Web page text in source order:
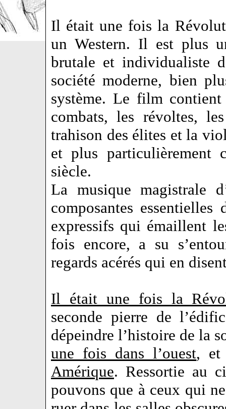
Il était une fois la
un Western. Il est plus
brutale et individualiste
société moderne, bien
système. Le film
combats, les révoltes,
trahison des élites et la
et plus particulièrement
siècle.
La musique magistrale
composantes
expressifs qui émaillent
fois encore, a su
regards acérés qui en
Il était une fois la
seconde pierre de
dépeindre l’histoire de la
une fois dans l’ouest, et
Amérique. Ressortie au
pouvons que à ceux qui